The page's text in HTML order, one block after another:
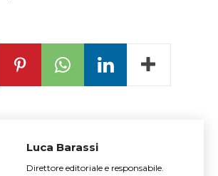
Luca Barassi
Direttore editoriale e responsabile.